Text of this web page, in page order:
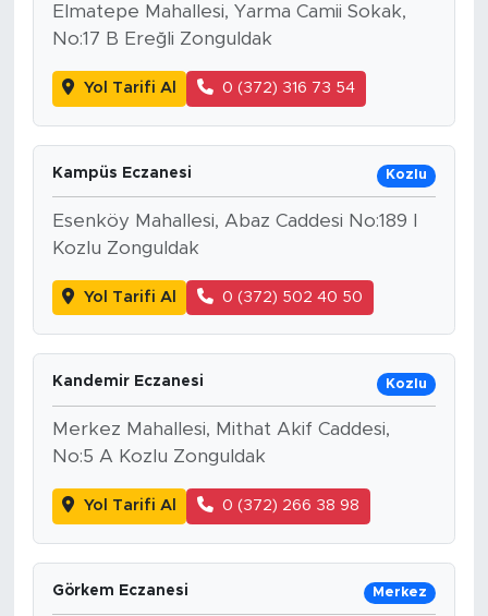
Elmatepe Mahallesi, Yarma Camii Sokak,
No:17 B Ereğli Zonguldak
Yol Tarifi Al 0 (372) 316 73 54
Kampüs Eczanesi Kozlu
Esenköy Mahallesi, Abaz Caddesi No:189 I
Kozlu Zonguldak
Yol Tarifi Al 0 (372) 502 40 50
Kandemir Eczanesi Kozlu
Merkez Mahallesi, Mithat Akif Caddesi,
No:5 A Kozlu Zonguldak
Yol Tarifi Al 0 (372) 266 38 98
Görkem Eczanesi Merkez